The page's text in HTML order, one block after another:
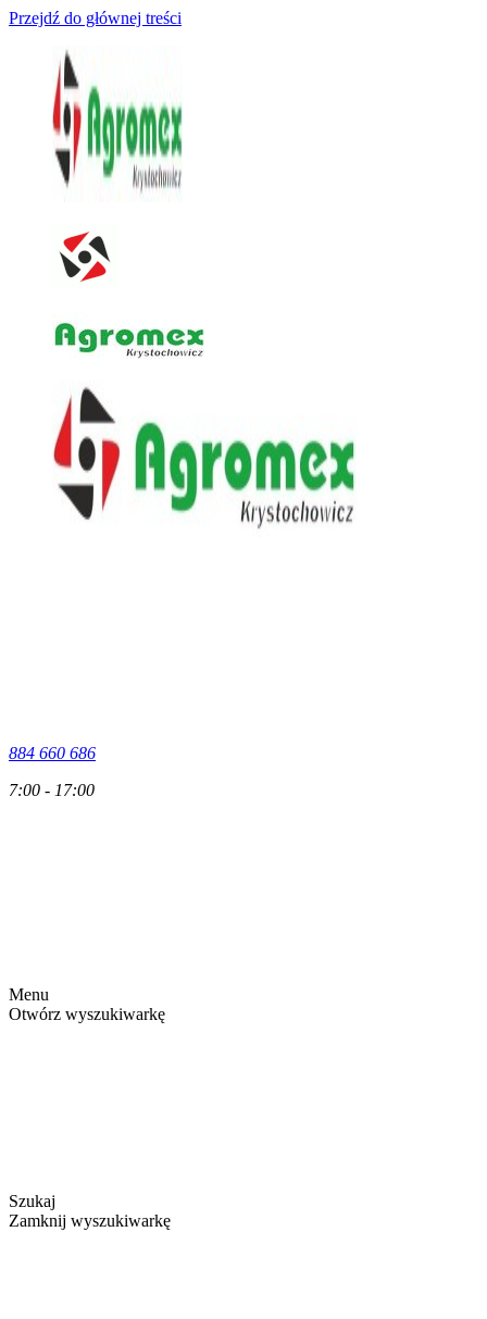
Przejdź do głównej treści
884 660 686
7:00 - 17:00
Menu
Otwórz wyszukiwarkę
Szukaj
Zamknij wyszukiwarkę